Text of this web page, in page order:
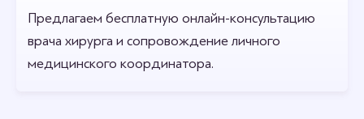
Предлагаем бесплатную онлайн-консультацию
врача хирурга и сопровождение личного
медицинского координатора.